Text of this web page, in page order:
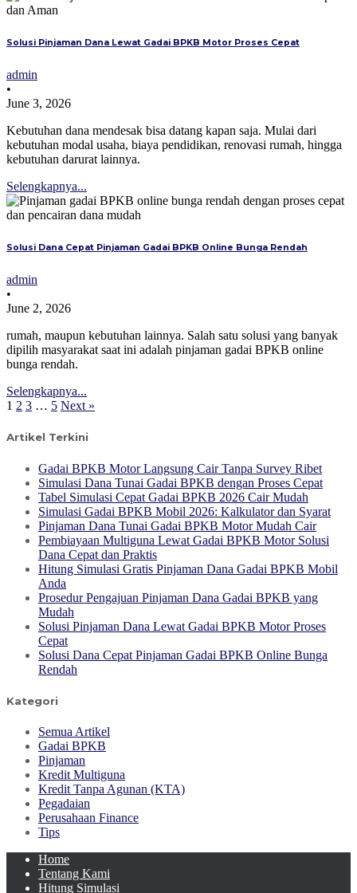
Solusi Pinjaman Dana Lewat Gadai BPKB Motor Proses Cepat
admin
•
June 3, 2026
Kebutuhan dana mendesak bisa datang kapan saja. Mulai dari
kebutuhan modal usaha, biaya pendidikan, renovasi rumah, hingga
kebutuhan darurat lainnya.
Selengkapnya...
Solusi Dana Cepat Pinjaman Gadai BPKB Online Bunga Rendah
admin
•
June 2, 2026
rumah, maupun kebutuhan lainnya. Salah satu solusi yang banyak
dipilih masyarakat saat ini adalah pinjaman gadai BPKB online
bunga rendah.
Selengkapnya...
1 2 3 … 5 Next »
Artikel Terkini
Gadai BPKB Motor Langsung Cair Tanpa Survey Ribet
Simulasi Dana Tunai Gadai BPKB dengan Proses Cepat
Tabel Simulasi Cepat Gadai BPKB 2026 Cair Mudah
Simulasi Gadai BPKB Mobil 2026: Kalkulator dan Syarat
Pinjaman Dana Tunai Gadai BPKB Motor Mudah Cair
Pembiayaan Multiguna Lewat Gadai BPKB Motor Solusi
Dana Cepat dan Praktis
Hitung Simulasi Gratis Pinjaman Dana Gadai BPKB Mobil
Anda
Prosedur Pengajuan Pinjaman Dana Gadai BPKB yang
Mudah
Solusi Pinjaman Dana Lewat Gadai BPKB Motor Proses
Cepat
Solusi Dana Cepat Pinjaman Gadai BPKB Online Bunga
Rendah
Kategori
Semua Artikel
Gadai BPKB
Pinjaman
Kredit Multiguna
Kredit Tanpa Agunan (KTA)
Pegadaian
Perusahaan Finance
Tips
Home
Tentang Kami
Hitung Simulasi